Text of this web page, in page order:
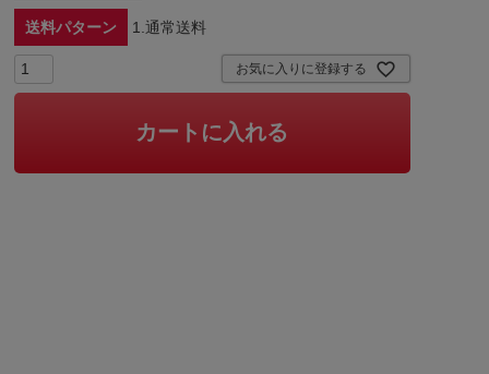
送料パターン 1.通常送料
お気に入りに登録する
カートに入れる